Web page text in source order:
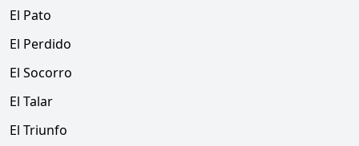
El Pato
El Perdido
El Socorro
El Talar
El Triunfo